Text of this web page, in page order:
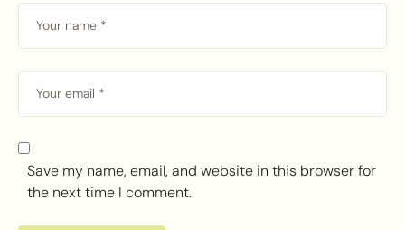
Save my name, email, and website in this browser for
the next time I comment.